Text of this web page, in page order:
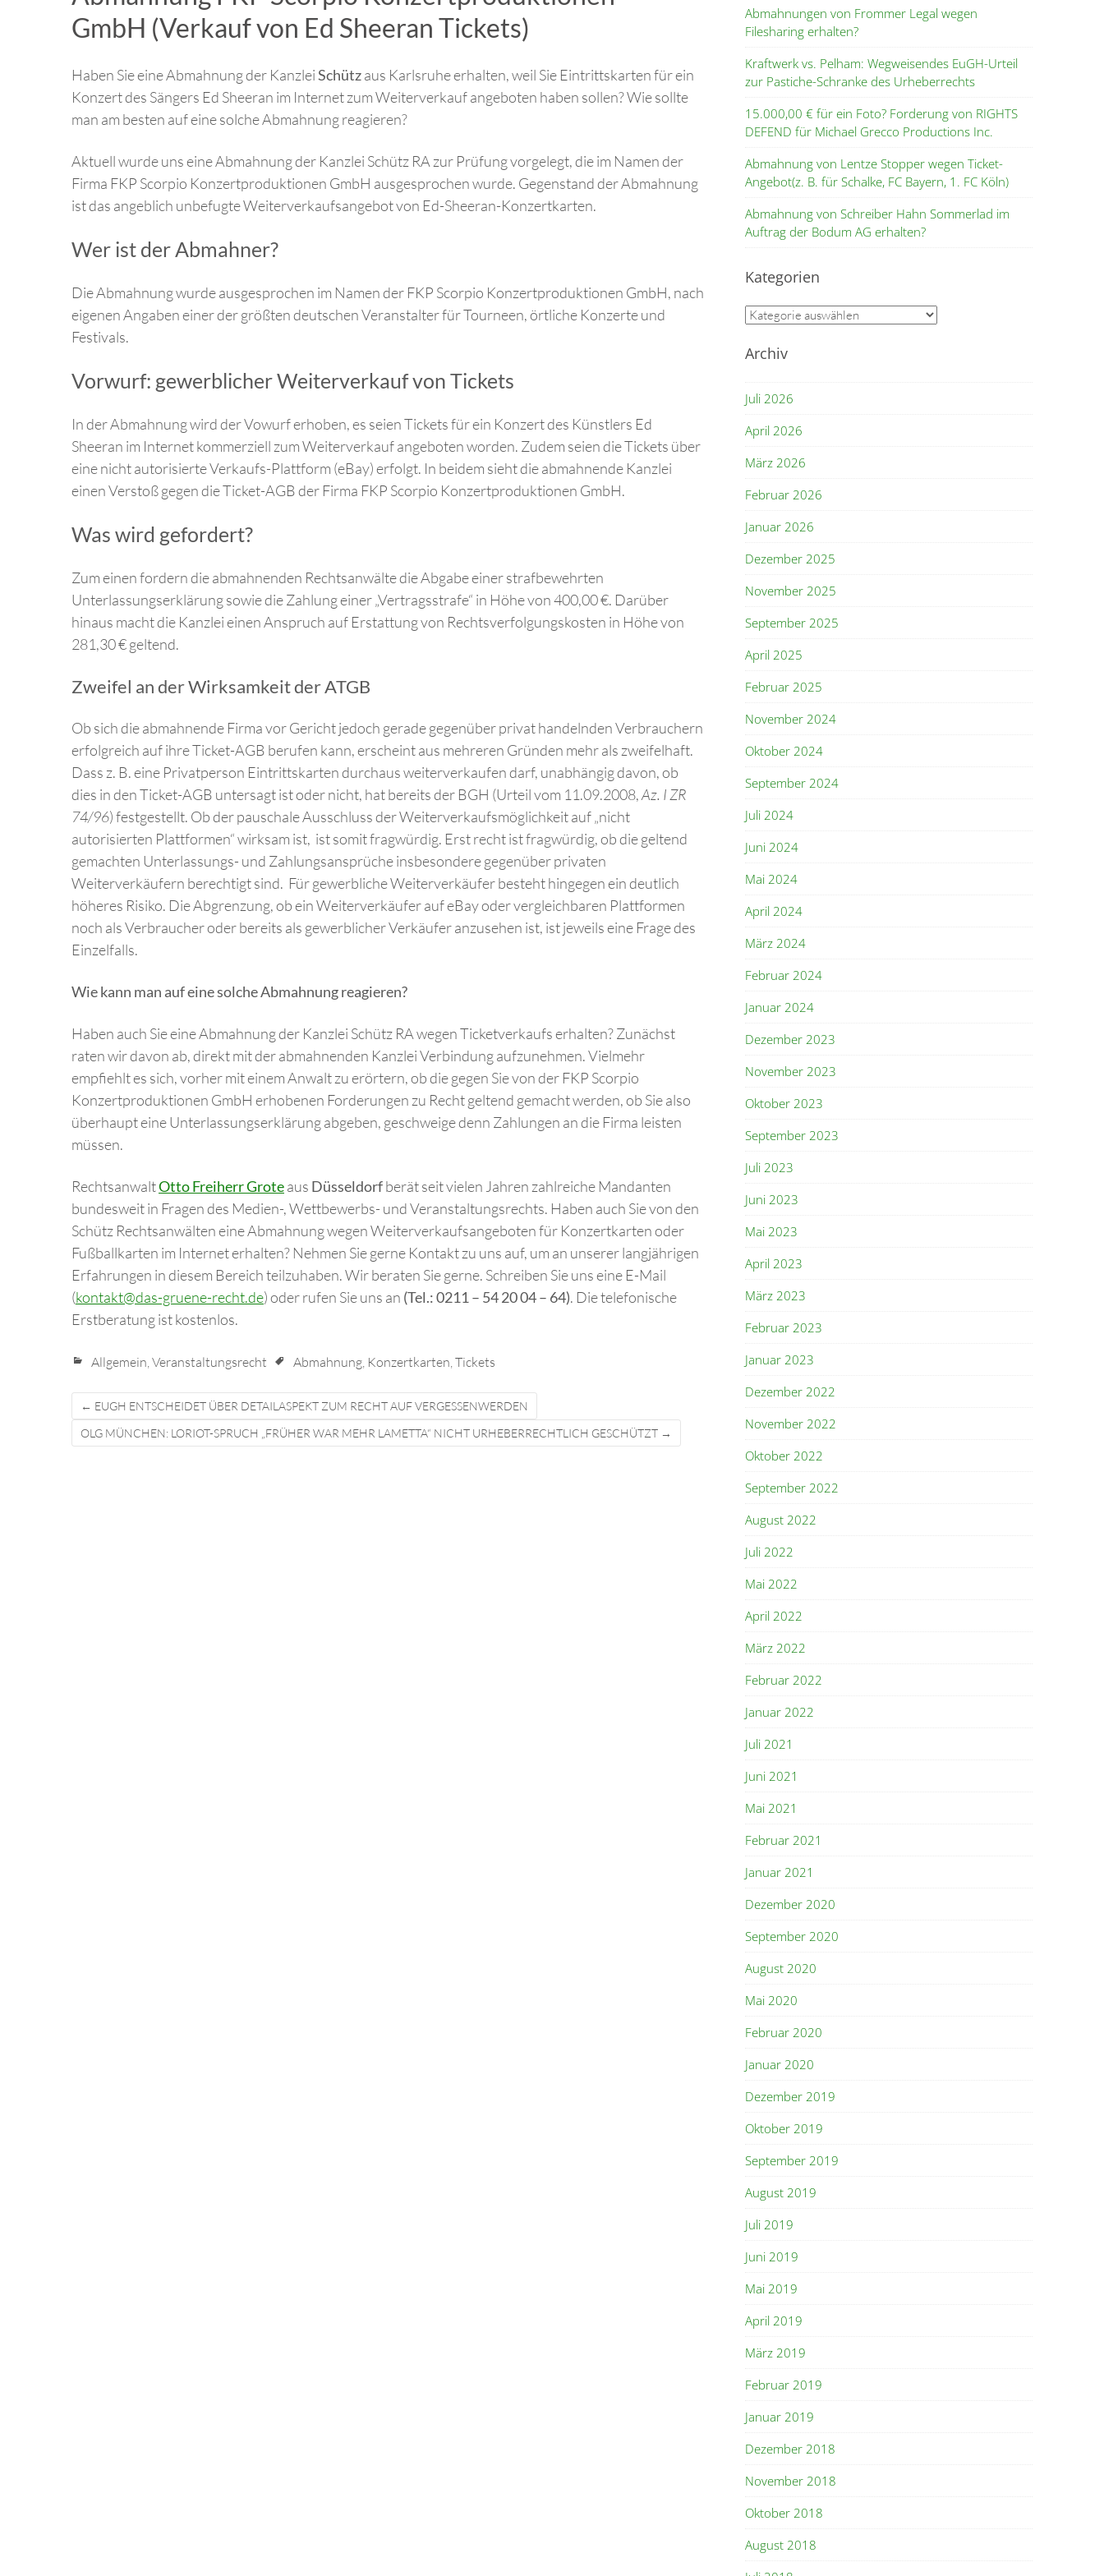
GmbH (Verkauf von Ed Sheeran Tickets)
Haben Sie eine Abmahnung der KanzleiSchützaus Karlsruhe erhalten, weil Sie Eintrittskarten für ein
Konzert des Sängers Ed Sheeran im Internet zum Weiterverkauf angeboten haben sollen? Wie sollte
man am besten auf eine solche Abmahnung reagieren?
Aktuell wurde uns eine Abmahnung der Kanzlei Schütz RA zur Prüfung vorgelegt, die im Namen der
Firma FKP Scorpio Konzertproduktionen GmbH ausgesprochen wurde. Gegenstand der Abmahnung
ist das angeblich unbefugte Weiterverkaufsangebot von Ed-Sheeran-Konzertkarten.
Wer ist der Abmahner?
Die Abmahnung wurde ausgesprochen im Namen der FKP Scorpio Konzertproduktionen GmbH, nach
eigenen Angaben einer der größten deutschen Veranstalter für Tourneen, örtliche Konzerte und
Festivals.
Vorwurf: gewerblicher Weiterverkauf von Tickets
In der Abmahnung wird der Vowurf erhoben, es seien Tickets für ein Konzert des Künstlers Ed
Sheeran im Internet kommerziell zum Weiterverkauf angeboten worden. Zudem seien die Tickets über
eine nicht autorisierte Verkaufs-Plattform (eBay) erfolgt. In beidem sieht die abmahnende Kanzlei
einen Verstoß gegen die Ticket-AGB der Firma FKP Scorpio Konzertproduktionen GmbH.
Was wird gefordert?
Zum einen fordern die abmahnenden Rechtsanwälte die Abgabe einer strafbewehrten
Unterlassungserklärung sowie die Zahlung einer „Vertragsstrafe“ in Höhe von 400,00 €. Darüber
hinaus macht die Kanzlei einen Anspruch auf Erstattung von Rechtsverfolgungskosten in Höhe von
281,30 € geltend.
Zweifel an der Wirksamkeit der ATGB
Ob sich die abmahnende Firma vor Gericht jedoch gerade gegenüber privat handelnden Verbrauchern
erfolgreich auf ihre Ticket-AGB berufen kann, erscheint aus mehreren Gründen mehr als zweifelhaft.
Dass z. B. eine Privatperson Eintrittskarten durchaus weiterverkaufen darf, unabhängig davon, ob
dies in den Ticket-AGB untersagt ist oder nicht, hat bereits der BGH (Urteil vom 11.09.2008,Az. I ZR
74/96) festgestellt. Ob der pauschale Ausschluss der Weiterverkaufsmöglichkeit auf „nicht
autorisierten Plattformen“ wirksam ist, ist somit fragwürdig. Erst recht ist fragwürdig, ob die geltend
gemachten Unterlassungs- und Zahlungsansprüche insbesondere gegenüber privaten
Weiterverkäufern berechtigt sind. Für gewerbliche Weiterverkäufer besteht hingegen ein deutlich
höheres Risiko. Die Abgrenzung, ob ein Weiterverkäufer auf eBay oder vergleichbaren Plattformen
noch als Verbraucher oder bereits als gewerblicher Verkäufer anzusehen ist, ist jeweils eine Frage des
Einzelfalls.
Wie kann man auf eine solche Abmahnung reagieren?
Haben auch Sie eine Abmahnung der Kanzlei Schütz RA wegen Ticketverkaufs erhalten? Zunächst
raten wir davon ab, direkt mit der abmahnenden Kanzlei Verbindung aufzunehmen. Vielmehr
empfiehlt es sich, vorher mit einem Anwalt zu erörtern, ob die gegen Sie von der FKP Scorpio
Konzertproduktionen GmbH erhobenen Forderungen zu Recht geltend gemacht werden, ob Sie also
überhaupt eine Unterlassungserklärung abgeben, geschweige denn Zahlungen an die Firma leisten
müssen.
RechtsanwaltOtto Freiherr Groteaus Düsseldorfberät seit vielen Jahren zahlreiche Mandanten
bundesweit in Fragen des Medien-, Wettbewerbs- und Veranstaltungsrechts. Haben auch Sie von den
Schütz Rechtsanwälten eine Abmahnung wegen Weiterverkaufsangeboten für Konzertkarten oder
Fußballkarten im Internet erhalten? Nehmen Sie gerne Kontakt zu uns auf, um an unserer langjährigen
Erfahrungen in diesem Bereich teilzuhaben. Wir beraten Sie gerne. Schreiben Sie uns eine E-Mail
(kontakt@das-gruene-recht.de) oder rufen Sie uns an (Tel.: 0211 – 54 20 04 – 64). Die telefonische
Erstberatung ist kostenlos.
Allgemein Veranstaltungsrecht Abmahnung Konzertkarten Tickets
Post
navigation
← EUGH ENTSCHEIDET ÜBER DETAILASPEKT ZUM RECHT AUF VERGESSENWERDEN
OLG MÜNCHEN: LORIOT-SPRUCH „FRÜHER WAR MEHR LAMETTA“ NICHT URHEBERRECHTLICH GESCHÜTZT →
Abmahnungen von Frommer Legal wegen
Filesharing erhalten?
Kraftwerk vs. Pelham: Wegweisendes EuGH-Urteil
zur Pastiche-Schranke des Urheberrechts
15.000,00 € für ein Foto? Forderung von RIGHTS
DEFEND für Michael Grecco Productions Inc.
Abmahnung von Lentze Stopper wegen Ticket-
Angebot(z. B. für Schalke, FC Bayern, 1. FC Köln)
Abmahnung von Schreiber Hahn Sommerlad im
Auftrag der Bodum AG erhalten?
Kategorien
Kategorien
Archiv
Juli 2026
April 2026
März 2026
Februar 2026
Januar 2026
Dezember 2025
November 2025
September 2025
April 2025
Februar 2025
November 2024
Oktober 2024
September 2024
Juli 2024
Juni 2024
Mai 2024
April 2024
März 2024
Februar 2024
Januar 2024
Dezember 2023
November 2023
Oktober 2023
September 2023
Juli 2023
Juni 2023
Mai 2023
April 2023
März 2023
Februar 2023
Januar 2023
Dezember 2022
November 2022
Oktober 2022
September 2022
August 2022
Juli 2022
Mai 2022
April 2022
März 2022
Februar 2022
Januar 2022
Juli 2021
Juni 2021
Mai 2021
Februar 2021
Januar 2021
Dezember 2020
September 2020
August 2020
Mai 2020
Februar 2020
Januar 2020
Dezember 2019
Oktober 2019
September 2019
August 2019
Juli 2019
Juni 2019
Mai 2019
April 2019
März 2019
Februar 2019
Januar 2019
Dezember 2018
November 2018
Oktober 2018
August 2018